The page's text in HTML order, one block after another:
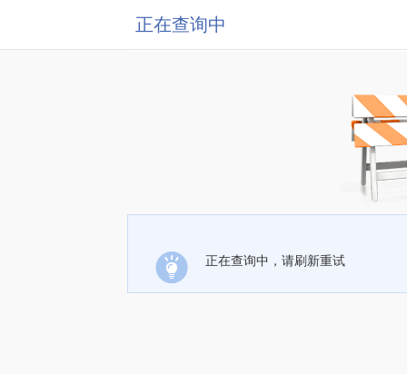
正在查询中
正在查询中，请刷新重试